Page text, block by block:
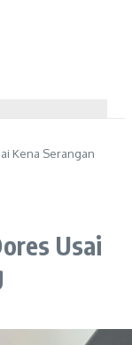
Kena Serangan
Usai